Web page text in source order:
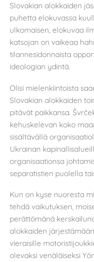
Slovakian alokkaiden
puhetta elokuvassa
ulkomaisen, elokuvaa
katsojan on vaikeaa
tilannesidonnaista
ideologian ydintä.
Olisi mielenkiintoista
Slovakian alokkaiden
pitävät paikkansa.
kehuskelevan koko
sisältävällä
Ukrainan
organisaationsa
separatistien puolella
Kun on kyse nuoresta
tehdä vaikutuksen,
perättömänä
alokkaiden
vieraisille
olevaksi venäläiseksi